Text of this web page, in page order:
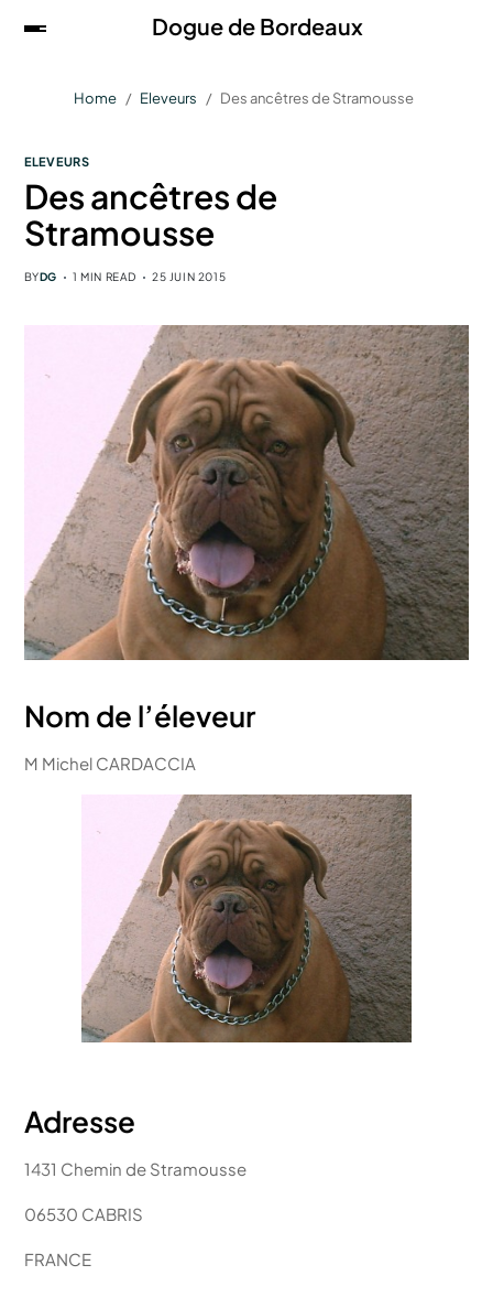
Dogue de Bordeaux
Home Eleveurs Des ancêtres de Stramousse
ELEVEURS
Des ancêtres de
Stramousse
BYDG 1 MIN READ 25 JUIN 2015
Nom de l’éleveur
M Michel CARDACCIA
Adresse
1431 Chemin de Stramousse
06530 CABRIS
FRANCE